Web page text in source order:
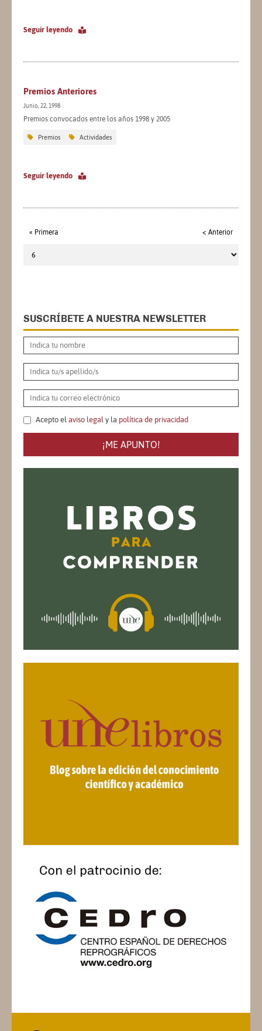
Seguir leyendo
Premios Anteriores
Junio, 22, 1998
Premios convocados entre los años 1998 y 2005
Premios Actividades
Seguir leyendo
« Primera < Anterior
SUSCRÍBETE A NUESTRA NEWSLETTER
Acepto el aviso legal y la política de privacidad